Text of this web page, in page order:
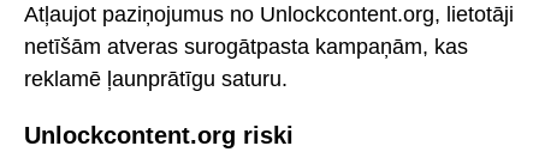
Atļaujot paziņojumus no Unlockcontent.org, lietotāji
netīšām atveras surogātpasta kampaņām, kas
reklamē ļaunprātīgu saturu.
Unlockcontent.org riski